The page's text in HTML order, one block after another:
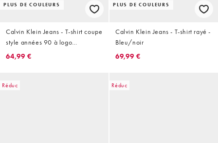
PLUS DE COULEURS
Calvin Klein Jeans - T-shirt coupe
style années 90 à logo
monogramme - Bleu denim
64,99 €
PLUS DE COULEURS
Calvin Klein Jeans - T-shirt rayé -
Bleu/noir
69,99 €
Réduc Réduc